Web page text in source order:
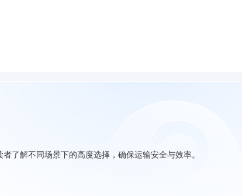
了解不同场景下的高度选择，确保运输安全与效率。